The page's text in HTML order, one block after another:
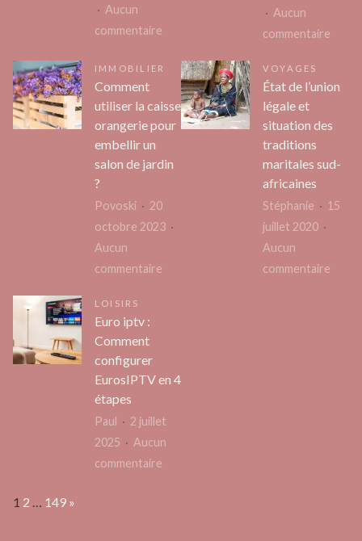
Aucun
commentaire
ce
vous
devez
Aucun
commentaire
pour
IMMOBILIER
Comment
utiliser la caisse
orangerie pour
embellir un
salon de jardin
?
Povoski
20
octobre 2023
Aucun
commentaire
orangerie
embellir
VOYAGES
État de l’union
légale et
situation des
traditions
maritales sud-
africaines
Stéphanie
15
juillet 2020
Aucun
commentaire
LOISIRS
Euro iptv :
Comment
configurer
EurosIPTV en 4
étapes
Paul
2 juillet
2025
Aucun
commentaire
Page:
1 2 … 149 Next
»